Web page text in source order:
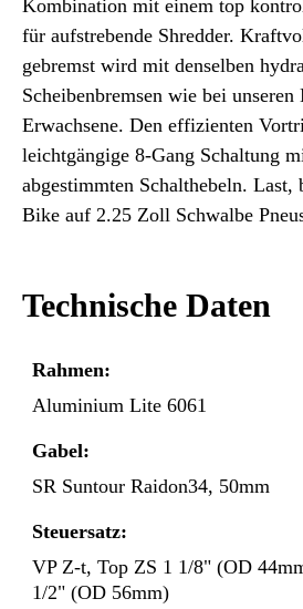
Kombination mit einem top
für aufstrebende Shredder.
gebremst wird mit denselben
Scheibenbremsen wie bei
Erwachsene. Den effizienten
leichtgängige 8-Gang Schaltung
abgestimmten Schalthebeln. Last,
Bike auf 2.25 Zoll Schwalbe
Technische Daten
Rahmen:
Aluminium Lite 6061
Gabel:
SR Suntour Raidon34, 50mm
Steuersatz:
VP Z-t, Top ZS 1 1/8" (OD
1/2" (OD 56mm)